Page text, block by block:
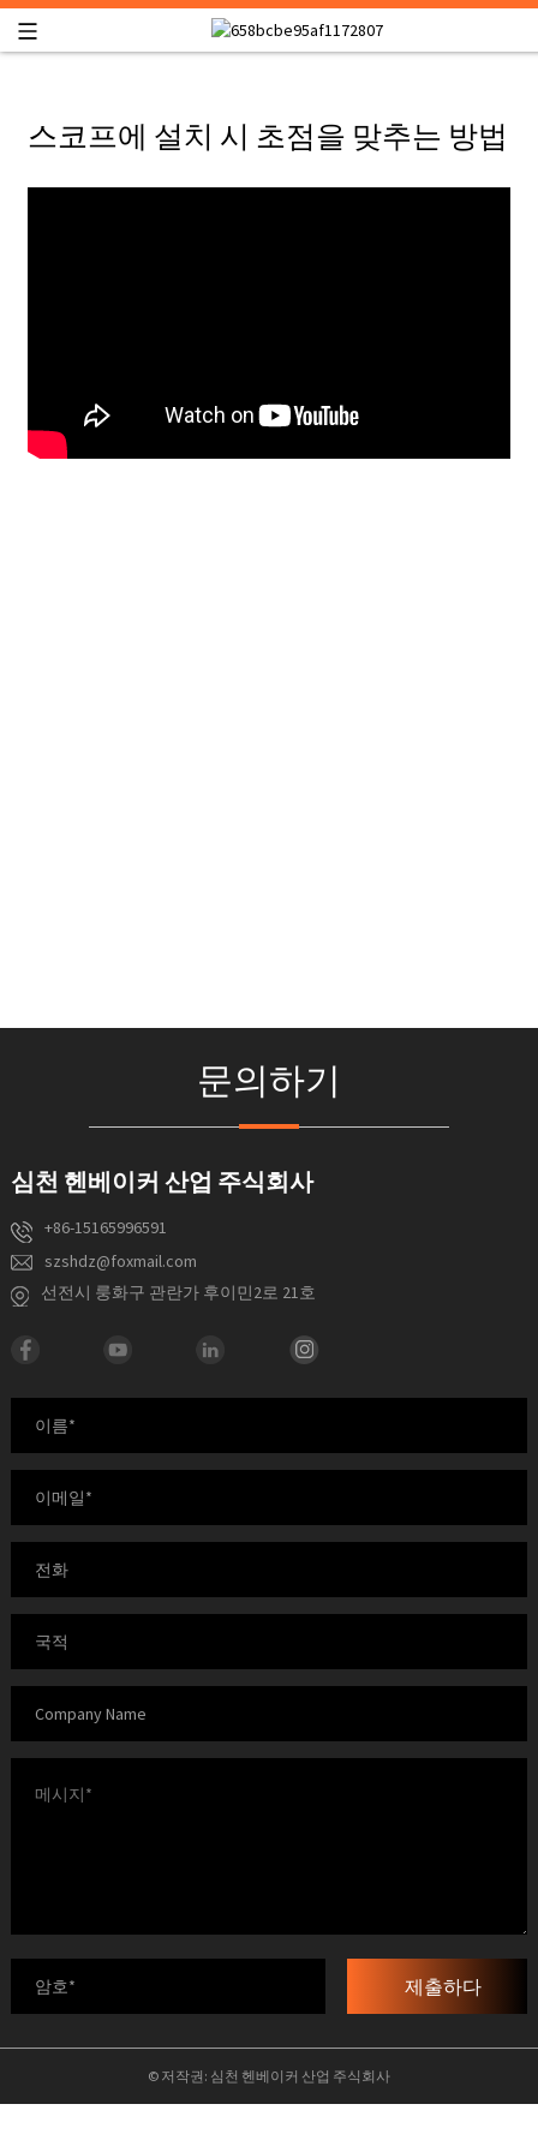
스코프에 설치 시 초점을 맞추는 방법
문의하기
심천 헨베이커 산업 주식회사
+86-15165996591
szshdz@foxmail.com
선전시 룽화구 관란가 후이민2로 21호
제출하다
© 저작권: 심천 헨베이커 산업 주식회사